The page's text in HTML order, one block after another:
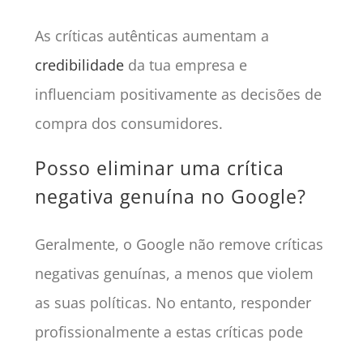
As críticas autênticas aumentam a
credibilidadeda tua empresa e
influenciam positivamente as decisões de
compra dos consumidores.
Posso eliminar uma crítica
negativa genuína no Google?
Geralmente, o Google não remove críticas
negativas genuínas, a menos que violem
as suas políticas. No entanto, responder
profissionalmente a estas críticas pode